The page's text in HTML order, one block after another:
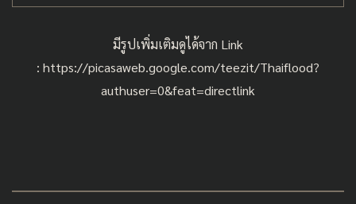
มีรูปเพิ่มเติมดูได้จาก Link
: https://picasaweb.google.com/teezit/Thaiflood?
authuser=0&feat=directlink